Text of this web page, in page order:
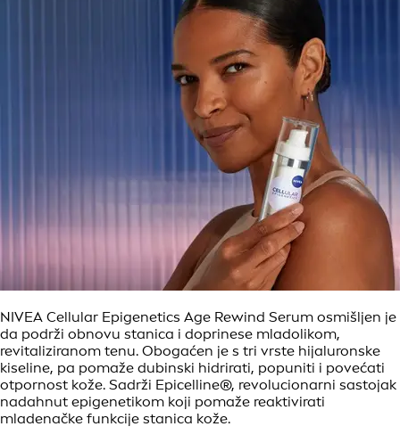
NIVEA Cellular Epigenetics Age Rewind Serum osmišljen je
da podrži obnovu stanica i doprinese mladolikom,
revitaliziranom tenu. Obogaćen je s tri vrste hijaluronske
kiseline, pa pomaže dubinski hidrirati, popuniti i povećati
otpornost kože. Sadrži Epicelline®, revolucionarni sastojak
nadahnut epigenetikom koji pomaže reaktivirati
mladenačke funkcije stanica kože.